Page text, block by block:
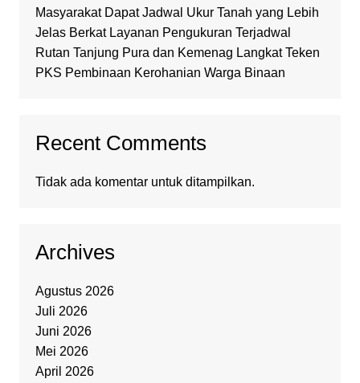
Masyarakat Dapat Jadwal Ukur Tanah yang Lebih
Jelas Berkat Layanan Pengukuran Terjadwal
Rutan Tanjung Pura dan Kemenag Langkat Teken
PKS Pembinaan Kerohanian Warga Binaan
Recent Comments
Tidak ada komentar untuk ditampilkan.
Archives
Agustus 2026
Juli 2026
Juni 2026
Mei 2026
April 2026